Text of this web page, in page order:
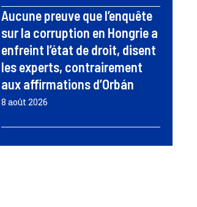
Aucune preuve que l’enquête
sur la corruption en Hongrie a
enfreint l’état de droit, disent
les experts, contrairement
aux affirmations d’Orbán
8 août 2026